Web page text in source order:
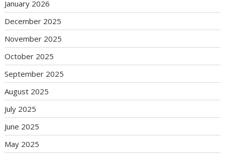
January 2026
December 2025
November 2025
October 2025
September 2025
August 2025
July 2025
June 2025
May 2025